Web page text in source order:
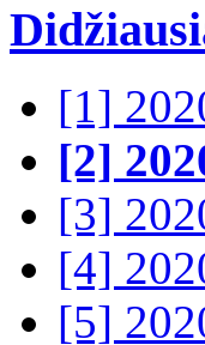
[1]
[2]
[3]
[4]
[5]